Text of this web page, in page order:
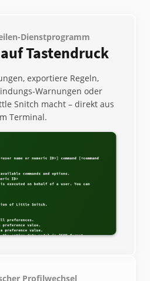
Dienstprogramm
Tastendruck
exportiere Regeln,
Warnungen oder
Snitch macht – direkt aus
Terminal.
Profilwechsel